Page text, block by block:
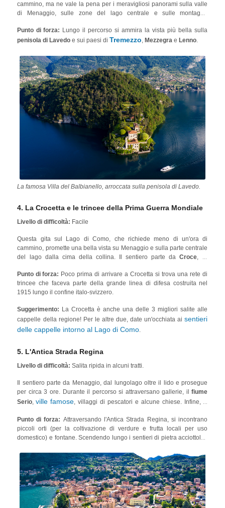
cammino, ma ne vale la pena per i meravigliosi panorami sulla valle
di Menaggio, sulle zone del lago centrale e sulle montagne
attraversare boschi e insediamenti rurali.
Punto di forza: Lungo il percorso si ammira la vista più bella sulla
penisola di Lavedo e sui paesi diTremezzo, Mezzegrae Lenno.
La famosa Villa del Balbianello, arroccata sulla penisola di Lavedo.
4. La Crocetta e le trincee della Prima Guerra Mondiale
Livello di difficoltà: Facile
Questa gita sul Lago di Como, che richiede meno di un'ora di
cammino, promette una bella vista su Menaggio e sulla parte centrale
del lago dalla cima della collina. Il sentiero parte daCroce, la
una tipica piazza cinquecentesca. Lungo il percorso si attraversa
anche ilgolf club Menaggio-Cadenabbia, uno dei più antichi
campi da golf d'Italia.
Punto di forza: Poco prima di arrivare a Crocetta si trova una rete di
trincee che faceva parte della grande linea di difesa costruita nel
1915 lungo il confine italo-svizzero.
Suggerimento: La Crocetta è anche una delle 3 migliori salite alle
cappelle della regione! Per le altre due, date un'occhiata aisentieri
delle cappelle intorno al Lago di Como.
5. L'Antica Strada Regina
Livello di difficoltà: Salita ripida in alcuni tratti.
Il sentiero parte da Menaggio, dal lungolago oltre il lido e prosegue
per circa 3 ore. Durante il percorso si attraversano gallerie, ilfiume
Serio,ville famose, villaggi di pescatori e alcune chiese. Infine, si
e servita per secoli come collegamento essenziale tra il versante nord
e sud delle Alpi.
Punto di forza: Attraversando l'Antica Strada Regina, si incontrano
piccoli orti (per la coltivazione di verdure e frutta locali per uso
domestico) e fontane. Scendendo lungo i sentieri di pietra acciottolati